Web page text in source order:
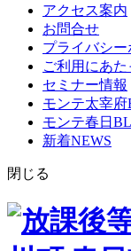
アクセス案内
お問合せ
プライバシー
ご利用にあた
セミナー情報
モンテ太宰府
モンテ春日
新着NEWS
閉じる